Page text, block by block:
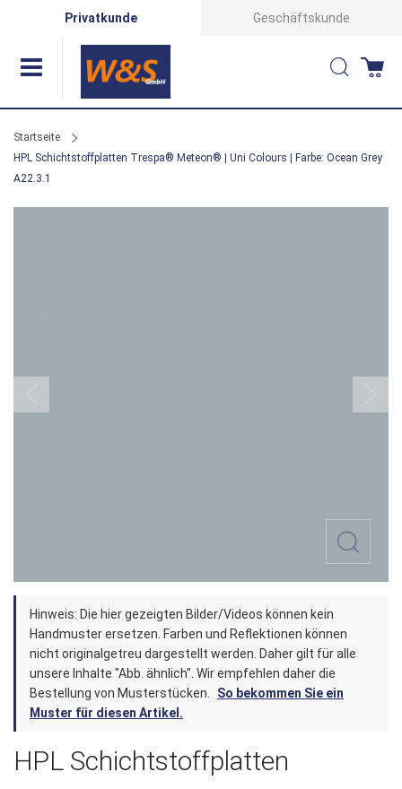
Privatkunde Geschäftskunde
Suche
Startseite
HPL Schichtstoffplatten Trespa® Meteon® | Uni Colours | Farbe: Ocean Grey
A22.3.1
Zum
Anfang
der
Bildergalerie
springen
Hinweis: Die hier gezeigten Bilder/Videos können kein
Handmuster ersetzen. Farben und Reflektionen können
nicht originalgetreu dargestellt werden. Daher gilt für alle
unsere Inhalte "Abb. ähnlich". Wir empfehlen daher die
Bestellung von Musterstücken.
So bekommen Sie ein
Muster für diesen Artikel.
HPL Schichtstoffplatten